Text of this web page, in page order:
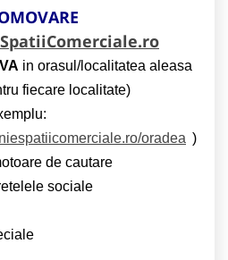
in orasul/localitatea aleasa
fiecare localitate)
oradea )
de cautare
sociale